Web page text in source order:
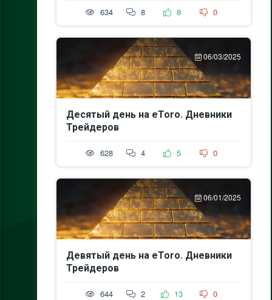
634 8 8 0
06/03/2025
Десятый день на eToro. Дневники
Трейдеров
628 4 5 0
06/01/2025
Девятый день на eToro. Дневники
Трейдеров
644 2 13 0